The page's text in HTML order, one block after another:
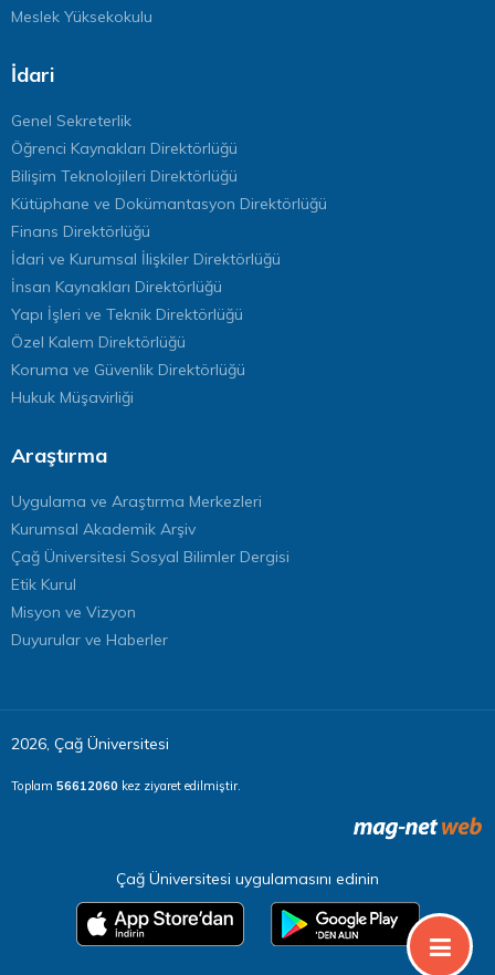
Meslek Yüksekokulu
İdari
Genel Sekreterlik
Öğrenci Kaynakları Direktörlüğü
Bilişim Teknolojileri Direktörlüğü
Kütüphane ve Dokümantasyon Direktörlüğü
Finans Direktörlüğü
İdari ve Kurumsal İlişkiler Direktörlüğü
İnsan Kaynakları Direktörlüğü
Yapı İşleri ve Teknik Direktörlüğü
Özel Kalem Direktörlüğü
Koruma ve Güvenlik Direktörlüğü
Hukuk Müşavirliği
Araştırma
Uygulama ve Araştırma Merkezleri
Kurumsal Akademik Arşiv
Çağ Üniversitesi Sosyal Bilimler Dergisi
Etik Kurul
Misyon ve Vizyon
Duyurular ve Haberler
2026, Çağ Üniversitesi
Toplam 56612060 kez ziyaret edilmiştir.
Çağ Üniversitesi uygulamasını edinin